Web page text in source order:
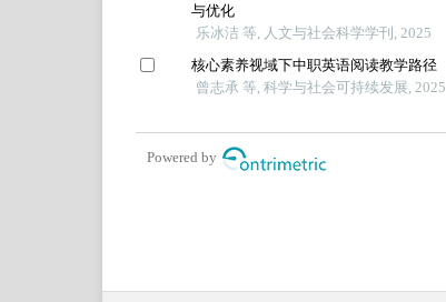
与优化
乐冰洁 等, 人文与社会科学学刊, 2025
核心素养视域下中职英语阅读教学路径
曾志承 等, 科学与社会可持续发展, 2025
Powered by